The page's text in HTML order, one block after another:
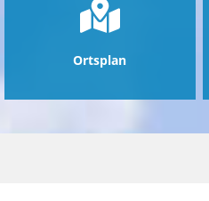
Ortsplan